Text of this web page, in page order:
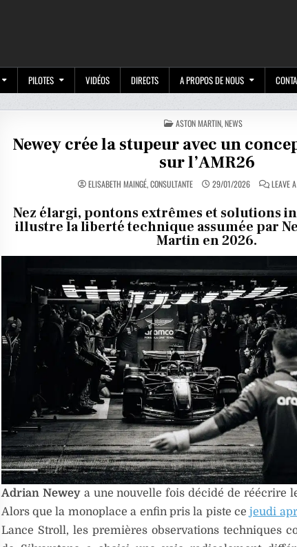
PILOTES VIDÉOS DIRECTS A PROPOS DE NOUS
POSTED
IN
ASTON MARTIN,NEWS
Newey crée la stupeur avec un
sur l’AMR26
ELISABETH MAINGÉ, CONSULTANTE 29/01/2026 LEAVE
Nez élargi, pontons extrêmes et solutions
illustre la liberté technique assumée par
Martin en 2026.
Adrian Neweya une nouvelle fois décidé de réécrire
Alors que la monoplace a enfin pris la piste cejeudi
Lance Stroll, les premières observations techniques